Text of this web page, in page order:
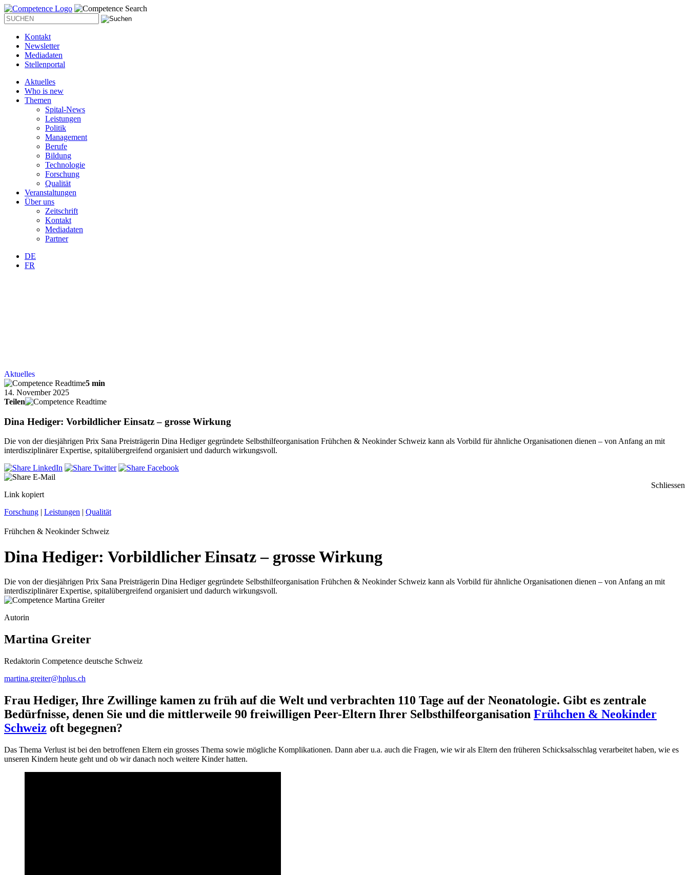
Kontakt
Newsletter
Mediadaten
Stellenportal
Aktuelles
Who is new
Themen
Spital-News
Leistungen
Politik
Management
Berufe
Bildung
Technologie
Forschung
Qualität
Veranstaltungen
Über uns
Zeitschrift
Kontakt
Mediadaten
Partner
DE
FR
Aktuelles
5 min
14. November 2025
Teilen
Dina Hediger: Vorbildlicher Einsatz – grosse Wirkung
Die von der diesjährigen Prix Sana Preisträgerin Dina Hediger gegründete Selbsthilfeorganisation Frühchen & Neokinder Schweiz kann als Vorbild für ähnliche Organisationen dienen – von Anfang an mit
interdisziplinärer Expertise, spitalübergreifend organisiert und dadurch wirkungsvoll.
Link kopiert
Schliessen
Forschung | Leistungen | Qualität
Frühchen & Neokinder Schweiz
Dina Hediger: Vorbildlicher Einsatz – grosse Wirkung
Die von der diesjährigen Prix Sana Preisträgerin Dina Hediger gegründete Selbsthilfeorganisation Frühchen & Neokinder Schweiz kann als Vorbild für ähnliche Organisationen dienen – von Anfang an mit
interdisziplinärer Expertise, spitalübergreifend organisiert und dadurch wirkungsvoll.
Autorin
Martina Greiter
Redaktorin Competence deutsche Schweiz
martina.greiter@hplus.ch
Frau Hediger, Ihre Zwillinge kamen zu früh auf die Welt und verbrachten 110 Tage auf der Neonatologie. Gibt es zentrale
Bedürfnisse, denen Sie und die mittlerweile 90 freiwilligen Peer-Eltern Ihrer Selbsthilfeorganisation Frühchen & Neokinder
Schweiz oft begegnen?
Das Thema Verlust ist bei den betroffenen Eltern ein grosses Thema sowie mögliche Komplikationen. Dann aber u.a. auch die Fragen, wie wir als Eltern den früheren Schicksalsschlag verarbeitet haben, wie es
unseren Kindern heute geht und ob wir danach noch weitere Kinder hatten.